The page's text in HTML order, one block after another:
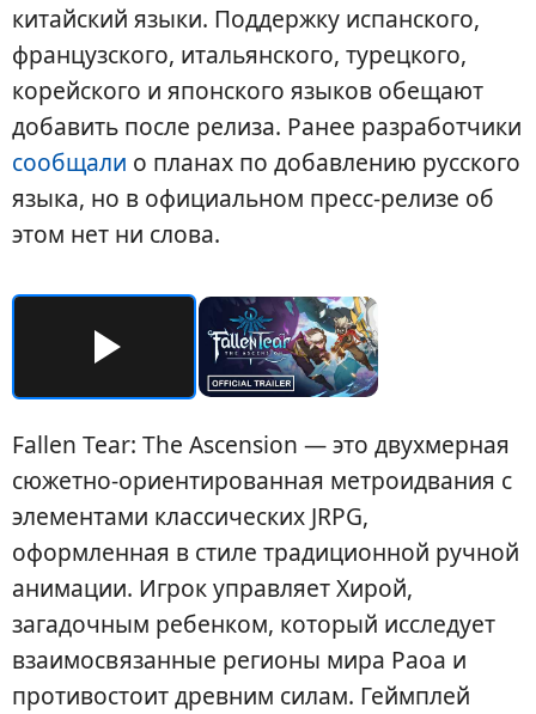
китайский языки. Поддержку испанского,
французского, итальянского, турецкого,
корейского и японского языков обещают
добавить после релиза. Ранее разработчики
сообщали о планах по добавлению русского
языка, но в официальном пресс-релизе об
этом нет ни слова.
Fallen Tear: The Ascension — это двухмерная
сюжетно-ориентированная метроидвания с
элементами классических JRPG,
оформленная в стиле традиционной ручной
анимации. Игрок управляет Хирой,
загадочным ребенком, который исследует
взаимосвязанные регионы мира Раоа и
противостоит древним силам. Геймплей